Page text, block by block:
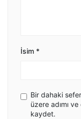
İsim *
Bir dahaki
üzere adımı
kaydet.